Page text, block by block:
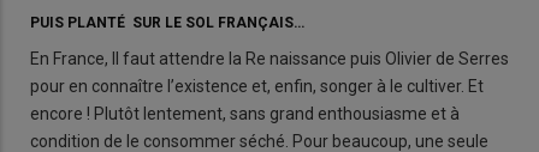
PUIS PLANTÉ SUR LE SOL FRANÇAIS…
En France, Il faut attendre la Re naissance puis Olivier de Serres
pour en connaître l’existence et, enfin, songer à le cultiver. Et
encore ! Plutôt lentement, sans grand enthousiasme et à
condition de le consommer séché. Pour beaucoup, une seule